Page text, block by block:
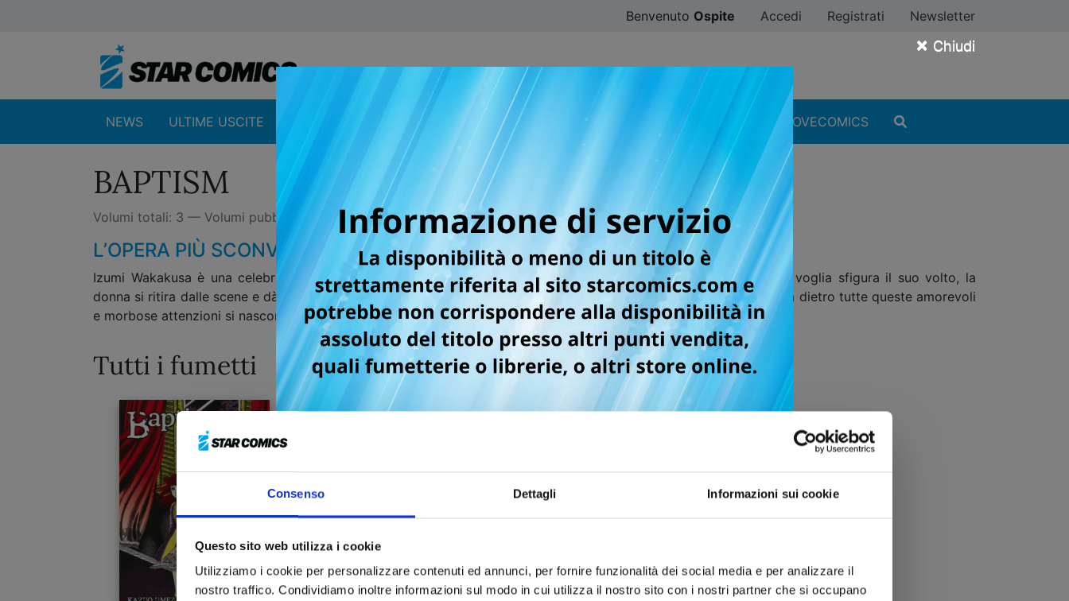
Consenso Dettagli Informazioni sui cookie
Questo sito web utilizza i cookie
Utilizziamo i cookie per personalizzare contenuti ed annunci, per fornire funzionalità dei social media e per analizzare il
nostro traffico. Condividiamo inoltre informazioni sul modo in cui utilizza il nostro sito con i nostri partner che si occupano
× Chiudi
Benvenuto Ospite Accedi Registrati Newsletter
NEWS ULTIME USCITE CATALOGO SFOGLIA ONLINE DIGISTAR #ILOVEMANGA #ILOVECOMICS
BAPTISM
Volumi totali: 3 — Volumi pubblicati: 3
L’OPERA PIÙ SCONVOLGENTE DEL MAESTRO DEL BRIVIDO KAZUO UMEZZ!
Izumi Wakakusa è una celebre e acclamata attrice letteralmente ossessionata dalla bellezza. Quando un’orribile voglia sfigura il suo volto, la
donna si ritira dalle scene e dà alla luce una bambina, Sakura. La piccola cresce viziata e coccolata dalla madre, ma dietro tutte queste amorevoli
e morbose attenzioni si nasconde in realtà una maniacale ricerca di perfezione ed eterna giovinezza...
Tutti i fumetti